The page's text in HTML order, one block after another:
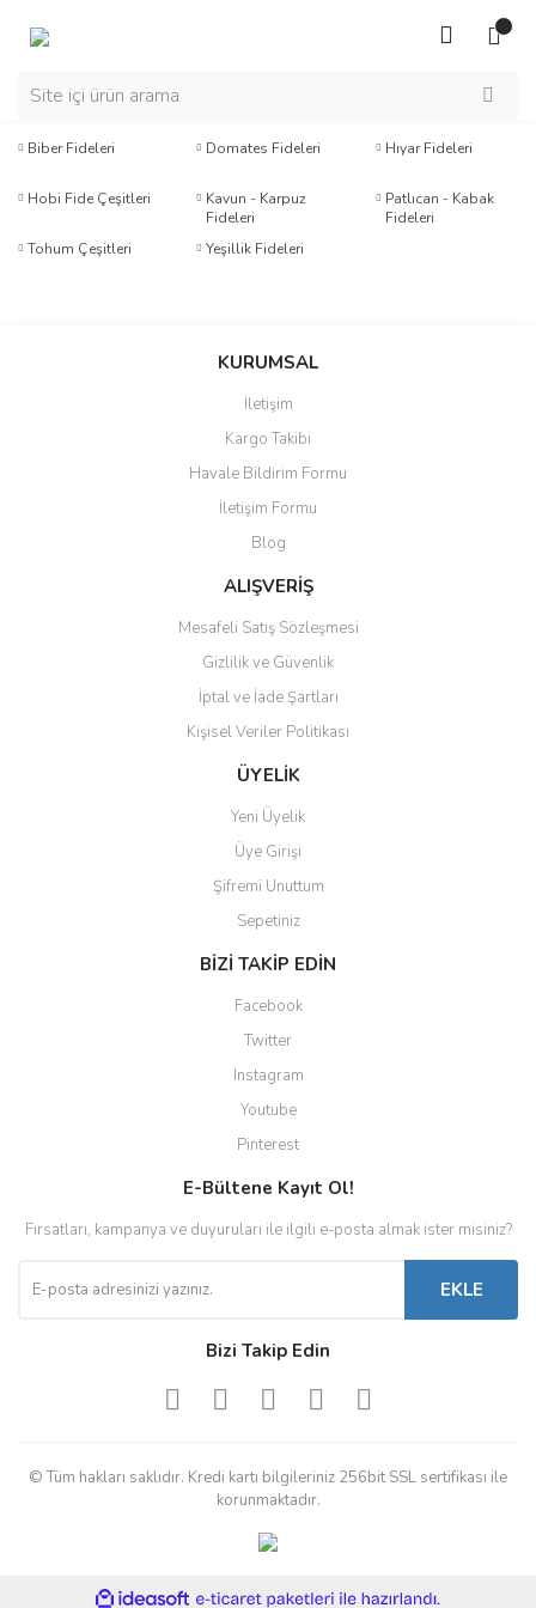
Biber Fideleri Domates Fideleri Hıyar Fideleri
Hobi Fide Çeşitleri
Kavun - Karpuz
Fideleri
Patlıcan - Kabak
Fideleri
Tohum Çeşitleri
Yeşillik Fideleri
KURUMSAL
İletişim
Kargo Takibi
Havale Bildirim Formu
İletişim Formu
Blog
ALIŞVERİŞ
Mesafeli Satış Sözleşmesi
Gizlilik ve Güvenlik
İptal ve İade Şartları
Kişisel Veriler Politikası
ÜYELİK
Yeni Üyelik
Üye Girişi
Şifremi Unuttum
Sepetiniz
BİZİ TAKİP EDİN
Facebook
Twitter
Instagram
Youtube
Pinterest
E-Bültene Kayıt Ol!
Fırsatları, kampanya ve duyuruları ile ilgili e-posta almak ister misiniz?
EKLE
Bizi Takip Edin
© Tüm hakları saklıdır. Kredi kartı bilgileriniz 256bit SSL sertifikası ile
korunmaktadır.
ideasoft e-